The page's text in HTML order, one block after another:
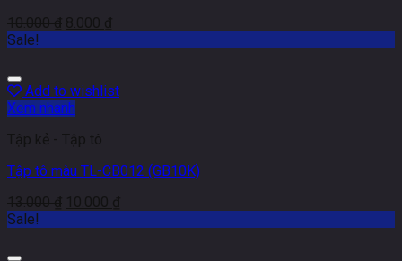
10.000₫ 8.000 ₫
Sale!
Add to wishlist
Xem nhanh
Tập kẻ - Tập tô
Tập tô màu TL-CB012 (GB10K)
13.000₫ 10.000 ₫
Sale!